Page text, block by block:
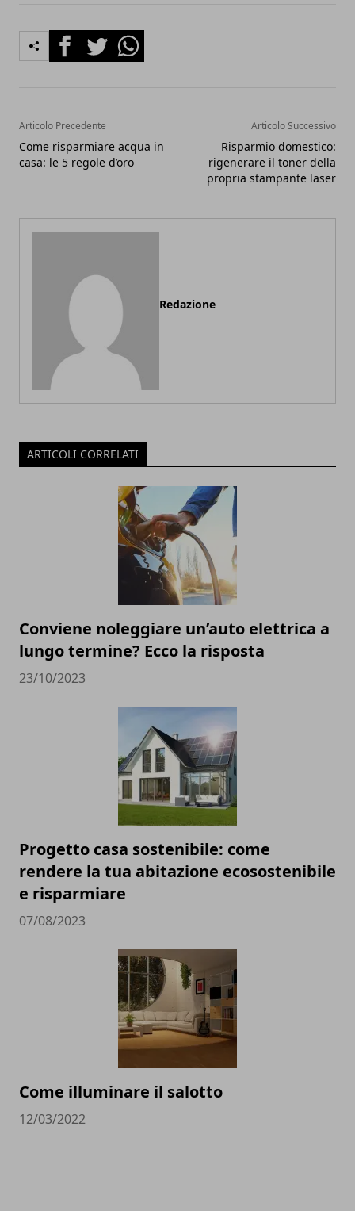
FacebookTwitterWhatsapp
Articolo Precedente
Come risparmiare acqua in
casa: le 5 regole d’oro
Articolo Successivo
Risparmio domestico:
rigenerare il toner della
propria stampante laser
Redazione
ARTICOLI CORRELATI
Conviene noleggiare un’auto elettrica a
lungo termine? Ecco la risposta
23/10/2023
Progetto casa sostenibile: come
rendere la tua abitazione ecosostenibile
e risparmiare
07/08/2023
Come illuminare il salotto
12/03/2022